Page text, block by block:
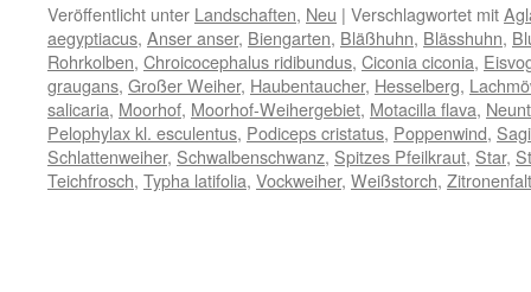
Veröffentlicht unter Landschaften, Neu | Verschlagwortet mit
aegyptiacus, Anser anser, Biengarten, Bläßhuhn, Blässhuhn,
Rohrkolben, Chroicocephalus ridibundus, Ciconia ciconia,
graugans, Großer Weiher, Haubentaucher, Hesselberg,
salicaria, Moorhof, Moorhof-Weihergebiet, Motacilla flava,
Pelophylax kl. esculentus, Podiceps cristatus, Poppenwind,
Schlattenweiher, Schwalbenschwanz, Spitzes Pfeilkraut, Star,
Teichfrosch, Typha latifolia, Vockweiher, Weißstorch,